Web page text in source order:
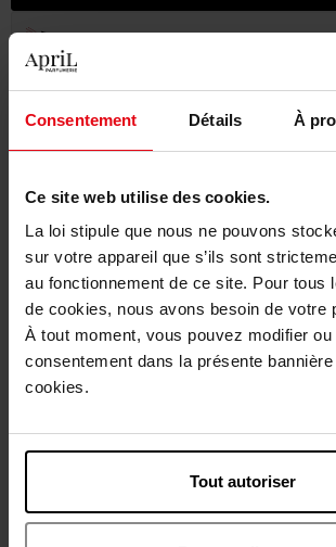
Consentement Détails À
Ce site web utilise des cookies.
La loi stipule que nous ne pouvons
sur votre appareil que s’ils sont
au fonctionnement de ce site. Pour tous
de cookies, nous avons besoin de votre
À tout moment, vous pouvez modifier
consentement dans la présente
cookies.
Tout autoriser
Livraison gratuite à partir de 55€
Retour gratuit dans votre magasin
Emballage cadeau offert
Description
Caractéristiques
Avis client
Vous aimerez peut-